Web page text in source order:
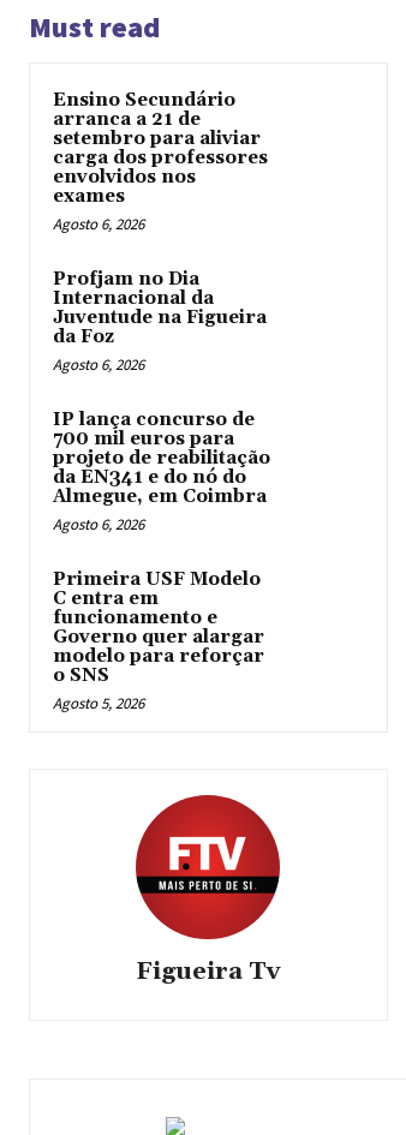
Must read
Ensino Secundário
arranca a 21 de
setembro para aliviar
carga dos professores
envolvidos nos
exames
Agosto 6, 2026
Profjam no Dia
Internacional da
Juventude na Figueira
da Foz
Agosto 6, 2026
IP lança concurso de
700 mil euros para
projeto de reabilitação
da EN341 e do nó do
Almegue, em Coimbra
Agosto 6, 2026
Primeira USF Modelo
C entra em
funcionamento e
Governo quer alargar
modelo para reforçar
o SNS
Agosto 5, 2026
Figueira Tv